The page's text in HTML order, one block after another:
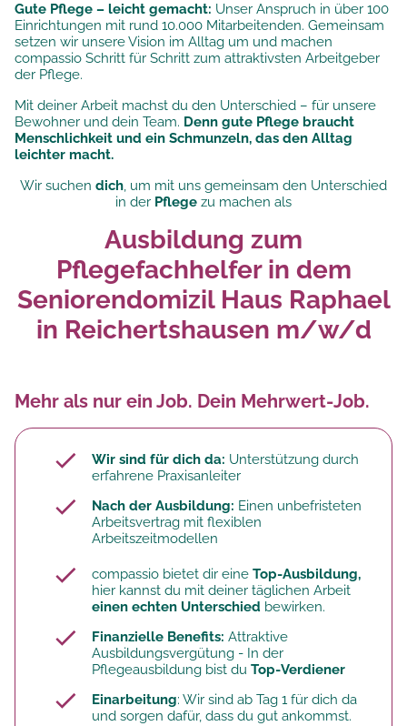
Gute Pflege – leicht gemacht: Unser Anspruch in über 100
Einrichtungen mit rund 10.000 Mitarbeitenden. Gemeinsam
setzen wir unsereVision im Alltag um und machen
compassio Schritt für Schritt zum attraktivsten Arbeitgeber
der Pflege.
Mit deiner Arbeit machst du den Unterschied – für unsere
Bewohner und dein Team. Denn gute Pflege braucht
Menschlichkeit und ein Schmunzeln, das den Alltag
leichter macht.
Wir suchen dich, um mit uns gemeinsam den Unterschied
in der Pflege zu machen als
Ausbildung zum
Pflegefachhelfer in dem
Seniorendomizil Haus Raphael
in Reichertshausen m/w/d
Mehr als nur ein Job. Dein Mehrwert-Job.
Wir sind für dich da: Unterstützung durch
erfahrene Praxisanleiter
Nach der Ausbildung: Einen unbefristeten
Arbeitsvertrag mit flexiblen
Arbeitszeitmodellen
compassio bietet dir eine Top-Ausbildung,
hier kannst du mit deiner täglichen Arbeit
einen echten Unterschied bewirken.
Finanzielle Benefits: Attraktive
Ausbildungsvergütung - In der
Pflegeausbildung bist du Top-Verdiener
Einarbeitung: Wir sind ab Tag 1 für dich da
und sorgen dafür, dass du gut ankommst.